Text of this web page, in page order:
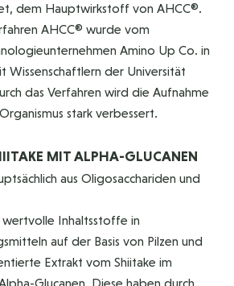
dem Hauptwirkstoff von AHCC®.
AHCC® wurde vom
Amino Up Co. in
Wissenschaftlern der Universität
das Verfahren wird die Aufnahme
stark verbessert.
MIT ALPHA-GLUCANEN
aus Oligosacchariden und
wertvolle Inhaltsstoffe in
auf der Basis von Pilzen und
Extrakt vom Shiitake im